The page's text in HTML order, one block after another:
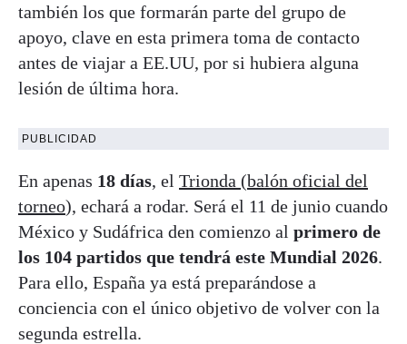
también los que formarán parte del grupo de
apoyo, clave en esta primera toma de contacto
antes de viajar a EE.UU, por si hubiera alguna
lesión de última hora.
PUBLICIDAD
En apenas 18 días, el Trionda (balón oficial del
torneo), echará a rodar. Será el 11 de junio cuando
México y Sudáfrica den comienzo al primero de
los 104 partidos que tendrá este Mundial 2026.
Para ello, España ya está preparándose a
conciencia con el único objetivo de volver con la
segunda estrella.